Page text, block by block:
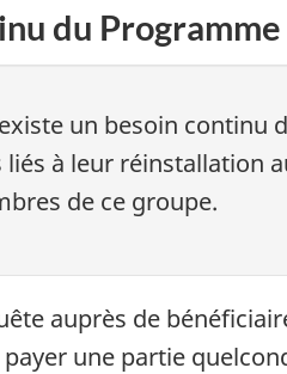
du Programme
un besoin continu
liés à leur réinstallation
de ce groupe.
auprès de
une partie